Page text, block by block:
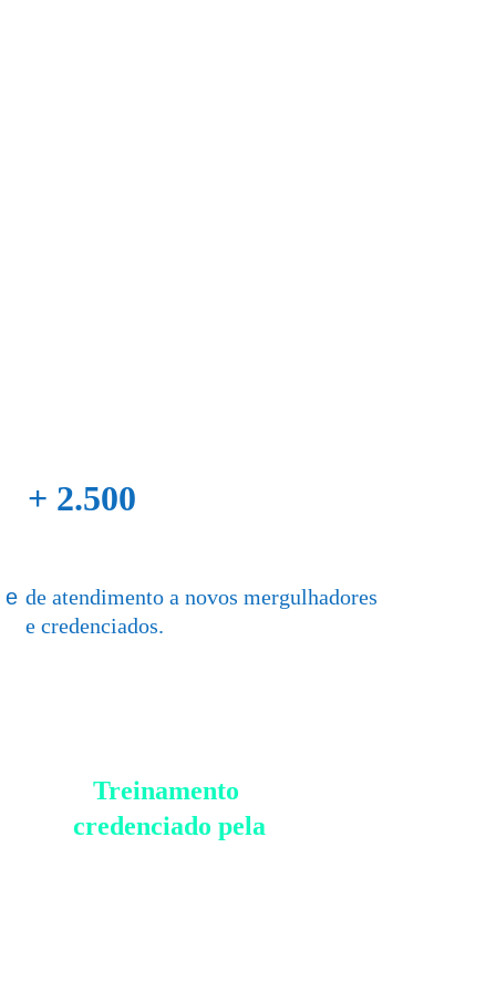
e
+ 2.500
de atendimento a novos mergulhadores
e credenciados.
Treinamento
credenciado pela